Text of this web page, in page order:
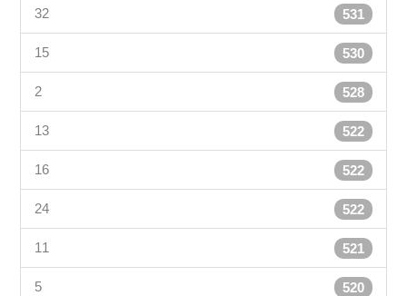
531
32
530
15
528
2
522
13
522
16
522
24
521
11
520
5